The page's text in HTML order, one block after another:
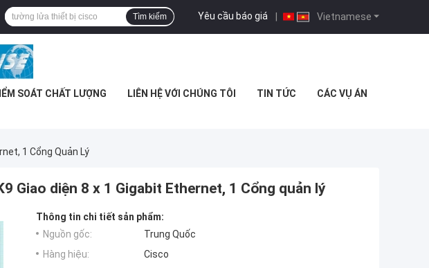
Vietnamese
Yêu cầu báo giá |
Tìm kiếm
SOÁT CHẤT LƯỢNG LIÊN HỆ VỚI CHÚNG TÔI TIN TỨC CÁC VỤ ÁN
1 Cổng Quản Lý
Giao diện 8 x 1 Gigabit Ethernet, 1 Cổng quản lý
Thông tin chi tiết sản phẩm:
Nguồn gốc:
Trung Quốc
Hàng hiệu:
Cisco